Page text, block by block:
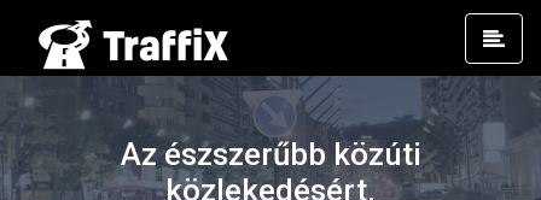
Az észszerűbb közúti
közlekedésért.